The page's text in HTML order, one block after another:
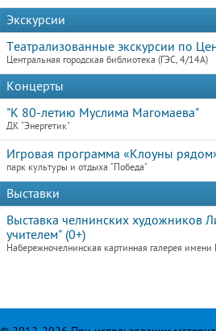
Экскурсии
Театрализованные экскурсии по
Центральная городская библиотека (ГЭС, 4/14А)
Концерты
"К 80-летию Муслима Магомаева"
ДК "Энергетик"
Игровая программа «Клоуны
парк культуры и отдыха "Победа"
Выставки
Выставка челнинских художников
учителем" (0+)
Набережночелнинская картинная галерея